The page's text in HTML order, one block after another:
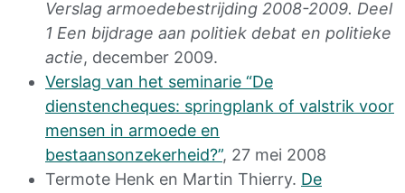
Verslag armoedebestrijding 2008-2009. Deel
1 Een bijdrage aan politiek debat en politieke
actie, december 2009.
Verslag van het seminarie “De
dienstencheques: springplank of valstrik voor
mensen in armoede en
bestaansonzekerheid?”, 27 mei 2008
Termote Henk en Martin Thierry. De